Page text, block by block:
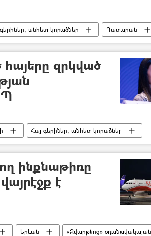
անհետ կորածներ
Դատարան
Ռուբեն Վարդանյան
զրկված
Հայ գերիներ, անհետ կորածներ
Արայիկ Հարությունյան
ինքնաթիռը
է
Երևան «Զվարթնոց» օդանավակայան